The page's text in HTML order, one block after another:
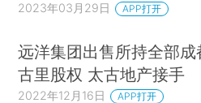
2023年03月29日 APP打开
远洋集团出售所持全部成
古里股权 太古地产接手
2022年12月16日 APP打开